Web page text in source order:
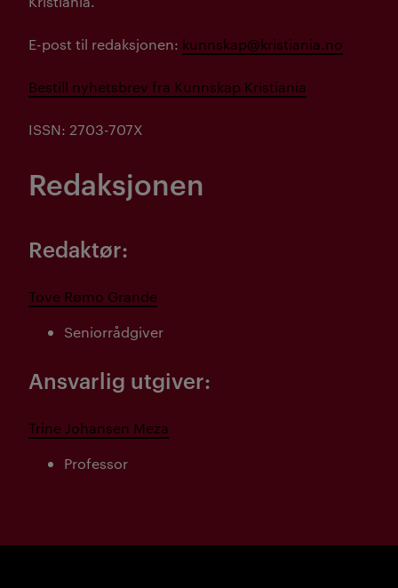
E-post til redaksjonen: kunnskap@kristiania.no
Bestill nyhetsbrev fra Kunnskap Kristiania
ISSN: 2703-707X
Redaksjonen
Redaktør:
Tove Rømo Grande
Seniorrådgiver
Ansvarlig utgiver:
Trine Johansen Meza
Professor